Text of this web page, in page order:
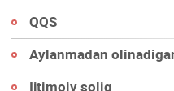
QQS
Aylanmadan
Ijtimoiy soliq